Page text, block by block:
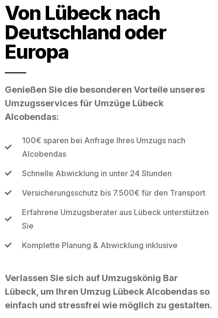
Von Lübeck nach
Deutschland oder
Europa
Genießen Sie die besonderen Vorteile unseres
Umzugsservices für Umzüge Lübeck
Alcobendas:
100€ sparen bei Anfrage Ihres Umzugs nach
Alcobendas
Schnelle Abwicklung in unter 24 Stunden
Versicherungsschutz bis 7.500€ für den Transport
Erfahrene Umzugsberater aus Lübeck unterstützen
Sie
Komplette Planung & Abwicklung inklusive
Verlassen Sie sich auf Umzugskönig Bar
Lübeck, um Ihren Umzug Lübeck Alcobendas so
einfach und stressfrei wie möglich zu gestalten.